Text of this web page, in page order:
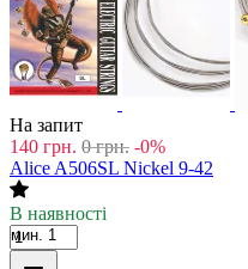
На запит
140 грн. 0 грн. -0%
Alice A506SL Nickel 9-42
В наявності
мин. 1